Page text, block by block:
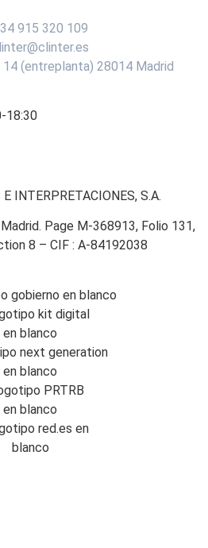
915 320 109
(entreplanta) 28014 Madrid
18:30
INTERPRETACIONES, S.A.
Page M-368913, Folio 131,
8 – CIF : A-84192038